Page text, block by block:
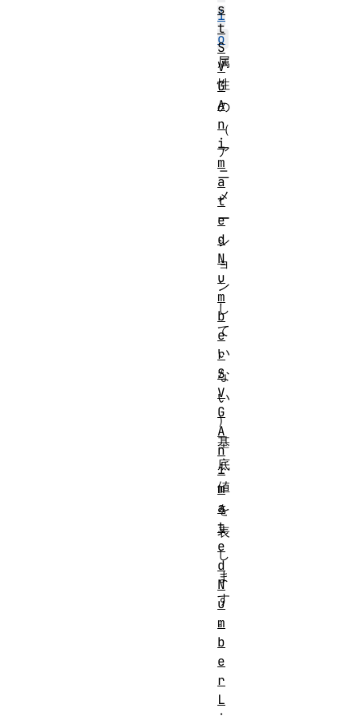
i
o
属
性
の
（
ア
ニ
メ
ー
シ
ョ
ン
し
て
い
な
い
）
基
底
値
を
表
し
ま
す
。
s
t
S
V
G
A
n
i
m
a
t
e
d
N
u
m
b
e
r
S
V
G
A
n
i
m
a
t
e
d
N
u
m
b
e
r
L